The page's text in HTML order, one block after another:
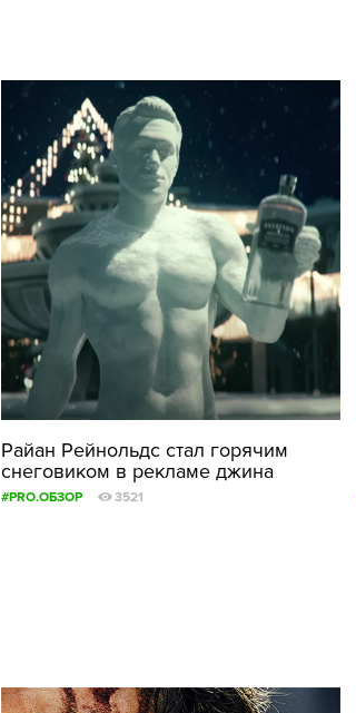
Райан Рейнольдс стал горячим
снеговиком в рекламе джина
#PRO.ОБЗОР 3521